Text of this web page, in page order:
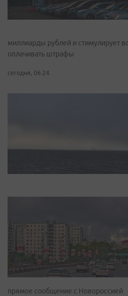
миллиарды рублей и стимулирует
оплачивать штрафы
сегодня, 06:24
прямое сообщение с Новороссией